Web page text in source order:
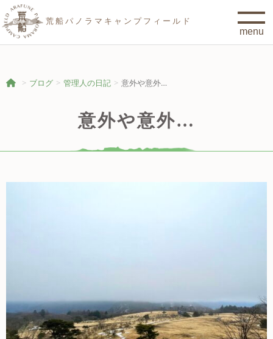
荒船パノラマキャンプフィールド
ブログ 管理人の日記 意外や意外…
意外や意外…